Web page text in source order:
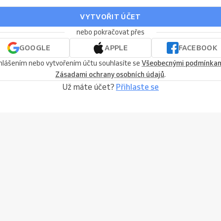
VYTVOŘIT ÚČET
nebo pokračovat přes
GOOGLE
APPLE
FACEBOOK
nebo vytvořením účtu souhlasíte se Všeobecnými
Zásadami ochrany osobních údajů.
Už máte účet? Přihlaste se